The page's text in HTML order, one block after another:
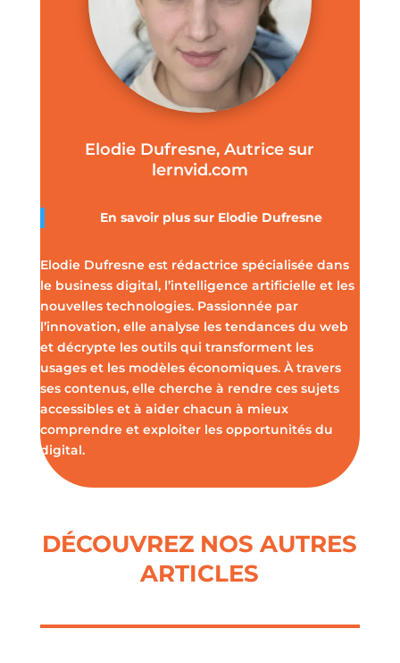
Elodie Dufresne, Autrice sur
lernvid.com
En savoir plus sur Elodie Dufresne
Elodie Dufresne est rédactrice spécialisée dans
le business digital, l’intelligence artificielle et les
nouvelles technologies. Passionnée par
l’innovation, elle analyse les tendances du web
et décrypte les outils qui transforment les
usages et les modèles économiques. À travers
ses contenus, elle cherche à rendre ces sujets
accessibles et à aider chacun à mieux
comprendre et exploiter les opportunités du
digital.
DÉCOUVREZ NOS AUTRES
ARTICLES